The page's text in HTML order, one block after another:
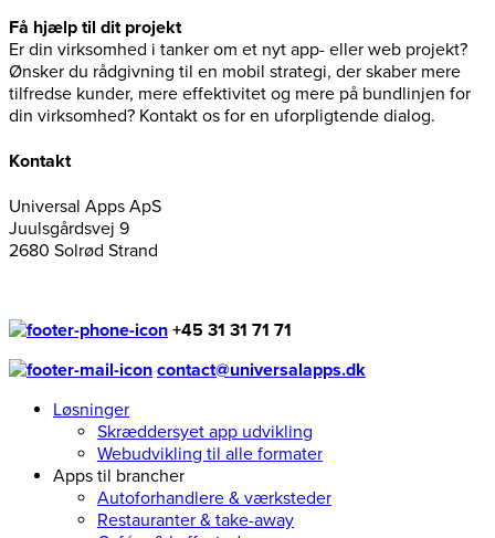
Få hjælp til dit projekt
Er din virksomhed i tanker om et nyt app- eller web projekt?
Ønsker du rådgivning til en mobil strategi, der skaber mere
tilfredse kunder, mere effektivitet og mere på bundlinjen for
din virksomhed? Kontakt os for en uforpligtende dialog.
Kontakt
Universal Apps ApS
Juulsgårdsvej 9
2680 Solrød Strand
+45 31 31 71 71
contact@universalapps.dk
Løsninger
Skræddersyet app udvikling
Webudvikling til alle formater
Apps til brancher
Autoforhandlere & værksteder
Restauranter & take-away